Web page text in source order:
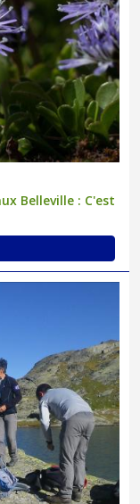
Belleville : C'est